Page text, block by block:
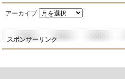
アーカイブ
スポンサーリンク